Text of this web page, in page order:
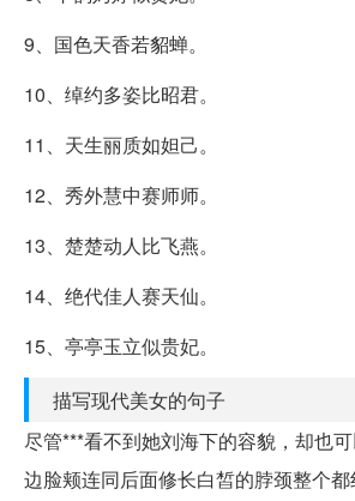
9、国色天香若貂蝉。
10、绰约多姿比昭君。
11、天生丽质如妲己。
12、秀外慧中赛师师。
13、楚楚动人比飞燕。
14、绝代佳人赛天仙。
15、亭亭玉立似贵妃。
描写现代美女的句子
尽管***看不到她刘海下的容貌，却也
边脸颊连同后面修长白皙的脖颈整个